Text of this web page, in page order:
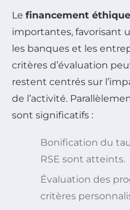
Le financement éthique
importantes, favorisant
les banques et les
critères d’évaluation
restent centrés sur
de l’activité.
sont significatifs :
Bonification du
RSE sont atteints.
Évaluation des
critères